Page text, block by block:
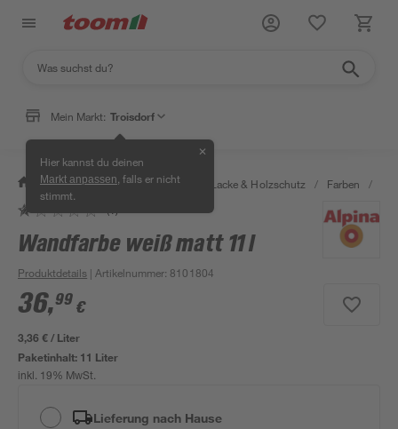
Mein Markt: Troisdorf
Hier kannst du deinen
Markt anpassen , falls er nicht
stimmt.
✕
/ Bauen & Renovieren / Farben, Lacke & Holzschutz / Farben /
Wandfarbe weiß matt 11 l
Produktdetails | Artikelnummer: 8101804
36,99 €
3,36 € / Liter
Paketinhalt: 11 Liter
inkl. 19% MwSt.
Lieferung nach Hause